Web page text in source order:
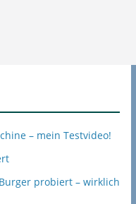
– mein Testvideo!
probiert – wirklich